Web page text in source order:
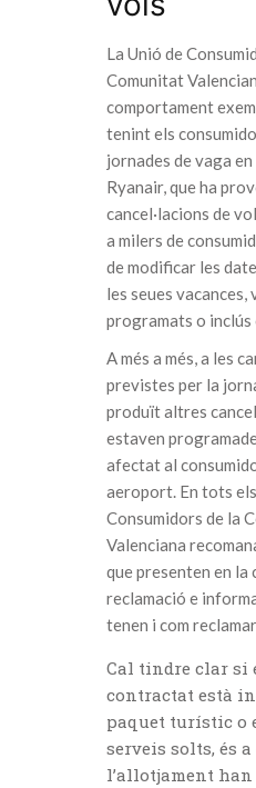
La Unió de
Comunitat
comportament
tenint els
jornades de vaga
Ryanair, que ha
cancel·lacions de
a milers de
de modificar les
les seues vacances,
programats o inclús
A més a més, a les
previstes per la
produït altres
estaven
afectat al
aeroport. En tots
Consumidors de la
Valenciana
que presenten en
reclamació e
tenen i com
Cal tindre clar si
contractat està
paquet turístic o
serveis solts, és
l’allotjament